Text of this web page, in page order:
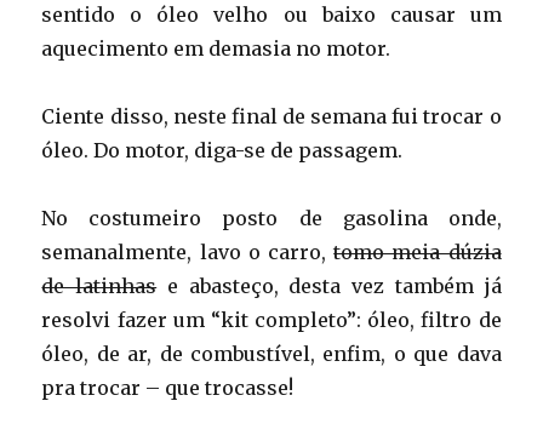
sentido o óleo velho ou baixo causar um
aquecimento em demasia no motor.
Ciente disso, neste final de semana fui trocar o
óleo. Do motor, diga-se de passagem.
No costumeiro posto de gasolina onde,
semanalmente, lavo o carro,tomo meia dúzia
de latinhase abasteço, desta vez também já
resolvi fazer um “kit completo”: óleo, filtro de
óleo, de ar, de combustível, enfim, o que dava
pra trocar – que trocasse!